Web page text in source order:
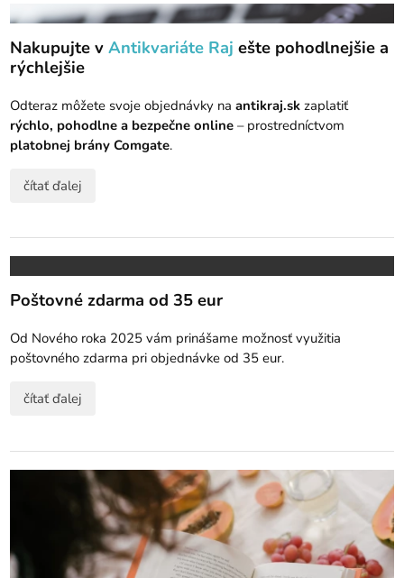
Nakupujte vAntikvariáte Raj ešte pohodlnejšie a
rýchlejšie
Odteraz môžete svoje objednávky naantikraj.sk zaplatiť
rýchlo, pohodlne a bezpečne online – prostredníctvom
platobnej brány Comgate.
čítať ďalej
Poštovné zdarma od 35 eur
Od Nového roka 2025 vám prinášame možnosť využitia
poštovného zdarma pri objednávke od 35 eur.
čítať ďalej